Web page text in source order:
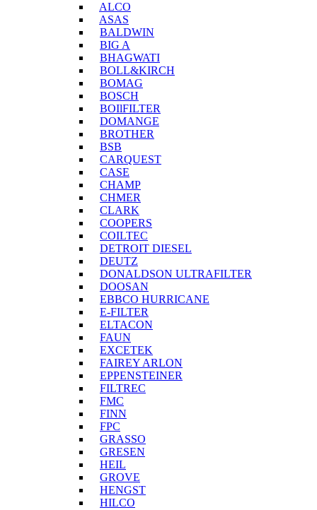
ALCO
ASAS
BALDWIN
BIG A
BHAGWATI
BOLL&KIRCH
BOMAG
BOSCH
BOIlFILTER
DOMANGE
BROTHER
BSB
CARQUEST
CASE
CHAMP
CHMER
CLARK
COOPERS
COILTEC
DETROIT DIESEL
DEUTZ
DONALDSON ULTRAFILTER
DOOSAN
EBBCO HURRICANE
E-FILTER
ELTACON
FAUN
EXCETEK
FAIREY ARLON
EPPENSTEINER
FILTREC
FMC
FINN
FPC
GRASSO
GRESEN
HEIL
GROVE
HENGST
HILCO